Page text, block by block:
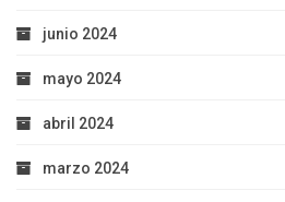
junio 2024
mayo 2024
abril 2024
marzo 2024